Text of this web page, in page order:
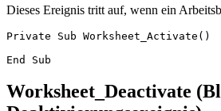
Dieses Ereignis tritt auf, wenn ein
Private Sub Worksheet_Activate()
Worksheet_Deactivate